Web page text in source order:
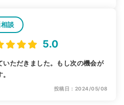
談
5.0
ただきました。もし次の機会が
投稿日：2024/05/08